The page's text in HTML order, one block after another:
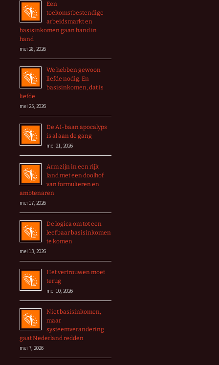
Een
toekomstbestendige
arbeidsmarkt en
basisinkomen gaan hand in
hand
mei 28, 2026
We hebben gewoon
liefde nodig. En
basisinkomen, dat is
liefde
mei 25, 2026
De AI-baan apocalyps
is al aan de gang
mei 21, 2026
Arm zijn in een rijk
land met een doolhof
van formulieren en
ambtenaren
mei 17, 2026
De logica om tot een
leefbaar basisinkomen
te komen
mei 13, 2026
Het vertrouwen moet
terug
mei 10, 2026
Niet basisinkomen,
maar
systeemverandering
gaat Nederland redden
mei 7, 2026